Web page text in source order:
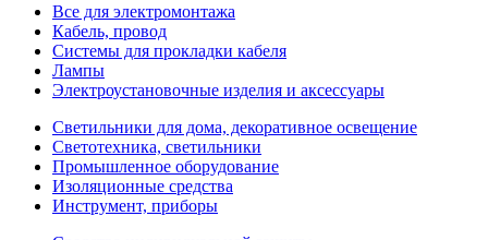
Все для электромонтажа
Кабель, провод
Системы для прокладки кабеля
Лампы
Электроустановочные изделия и аксессуары
Светильники для дома, декоративное освещение
Светотехника, светильники
Промышленное оборудование
Изоляционные средства
Инструмент, приборы